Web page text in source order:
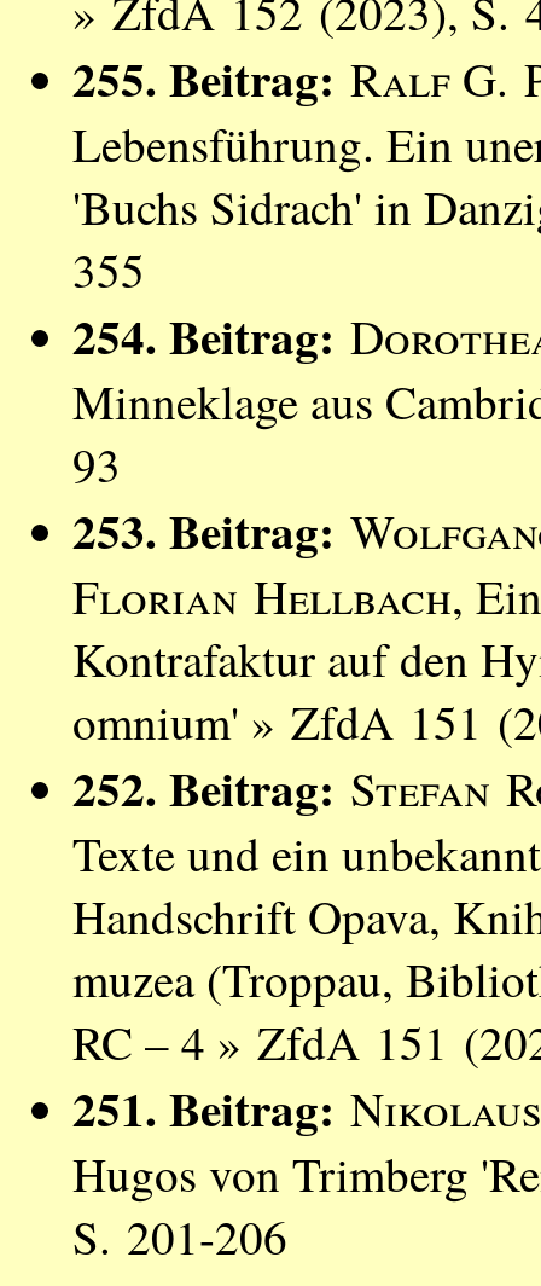
255. Beitrag: Ralf G.
Lebensführung. Ein
'Buchs Sidrach' in
355
254. Beitrag:
Minneklage aus
93
253. Beitrag:
Florian Hellbach,
Kontrafaktur auf den
omnium' » ZfdA 151
252. Beitrag: Stefan
Texte und ein
Handschrift Opava,
muzea (Troppau,
RC – 4 » ZfdA 151
251. Beitrag:
Hugos von Trimberg
S. 201-206